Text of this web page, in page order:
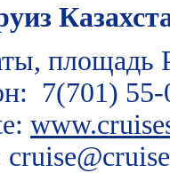
площадь
7(701) 55-